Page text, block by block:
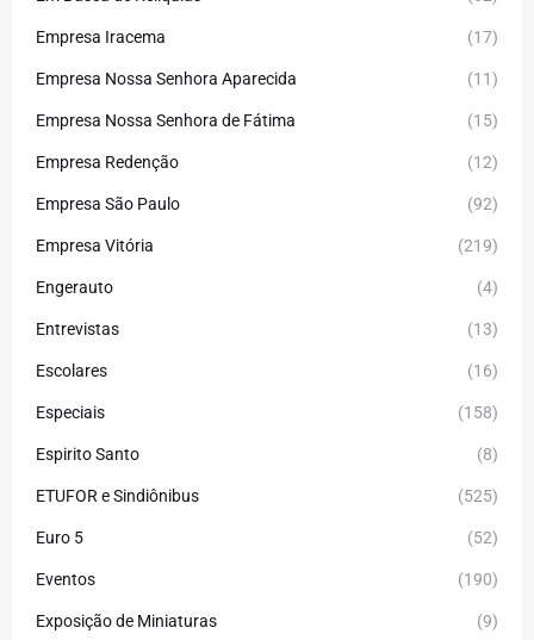
Empresa Iracema (17)
Empresa Nossa Senhora Aparecida (11)
Empresa Nossa Senhora de Fátima (15)
Empresa Redenção (12)
Empresa São Paulo (92)
Empresa Vitória (219)
Engerauto (4)
Entrevistas (13)
Escolares (16)
Especiais (158)
Espirito Santo (8)
ETUFOR e Sindiônibus (525)
Euro 5 (52)
Eventos (190)
Exposição de Miniaturas (9)